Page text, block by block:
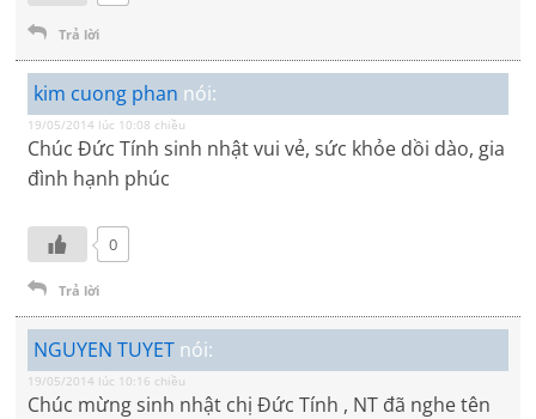
Trả lời
kim cuong phan nói:
19/05/2014 lúc 10:08 chiều
Chúc Đức Tính sinh nhật vui vẻ, sức khỏe dồi dào, gia
đình hạnh phúc
0
Trả lời
NGUYEN TUYET nói:
19/05/2014 lúc 10:16 chiều
Chúc mừng sinh nhật chị Đức Tính , NT đã nghe tên